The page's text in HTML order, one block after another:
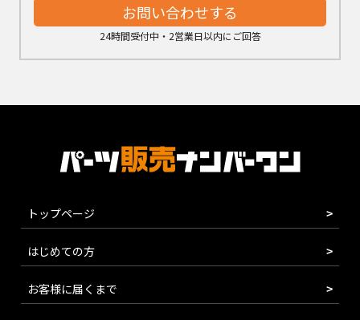
お問い合わせする
24時間受付中・2営業日以内にご回答
トップページ
はじめての方
お客様に届くまで